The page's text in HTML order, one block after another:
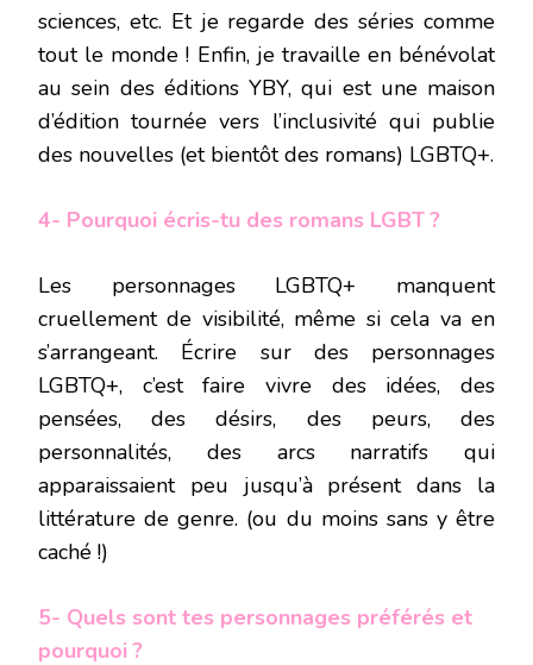
sciences, etc. Et je regarde des séries comme
tout le monde ! Enfin, je travaille en bénévolat
au sein des éditions YBY, qui est une maison
d’édition tournée vers l’inclusivité qui publie
des nouvelles (et bientôt des romans) LGBTQ+.
4- Pourquoi écris-tu des romans LGBT ?
Les personnages LGBTQ+ manquent
cruellement de visibilité, même si cela va en
s’arrangeant. Écrire sur des personnages
LGBTQ+, c’est faire vivre des idées, des
pensées, des désirs, des peurs, des
personnalités, des arcs narratifs qui
apparaissaient peu jusqu’à présent dans la
littérature de genre. (ou du moins sans y être
caché !)
5- Quels sont tes personnages préférés et
pourquoi ?